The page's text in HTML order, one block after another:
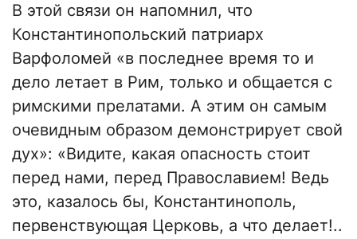
В этой связи он напомнил, что
Константинопольский патриарх
Варфоломей «в последнее время то и
дело летает в Рим, только и общается с
римскими прелатами. А этим он самым
очевидным образом демонстрирует свой
дух»: «Видите, какая опасность стоит
перед нами, перед Православием! Ведь
это, казалось бы, Константинополь,
первенствующая Церковь, а что делает!..